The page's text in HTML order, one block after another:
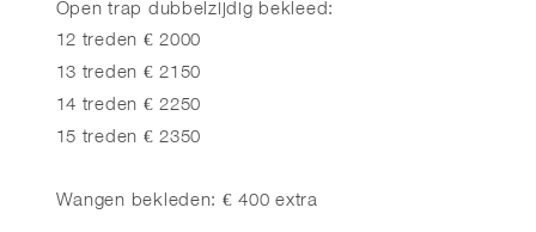
Open trap dubbelzijdig bekleed:
12 treden € 2000
13 treden € 2150
14 treden € 2250
15 treden € 2350
Wangen bekleden: € 400 extra